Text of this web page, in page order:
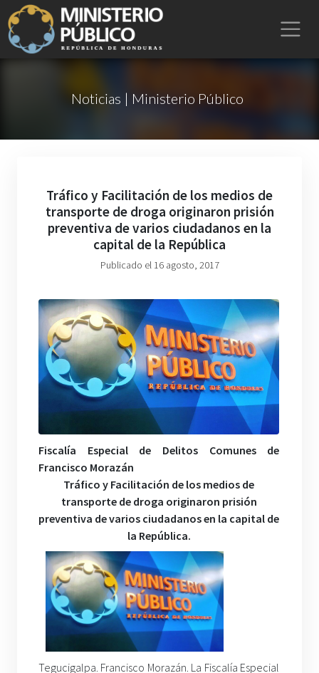
Noticias | Ministerio Público
Tráfico y Facilitación de los medios de
transporte de droga originaron prisión
preventiva de varios ciudadanos en la
capital de la República
Publicado el 16 agosto, 2017
Fiscalía Especial de Delitos Comunes de
Francisco Morazán
Tráfico y Facilitación de los medios de
transporte de droga originaron prisión
preventiva de varios ciudadanos en la capital de
la República.
Tegucigalpa. Francisco Morazán. La Fiscalía Especial